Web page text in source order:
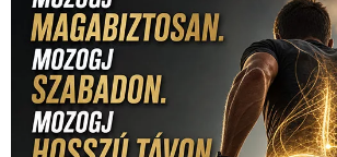
labdarúgóválogatott(148)Mercedes (244)
Dakar Team(132)Rali Világbajnokság (122)
2016(373)sport Sportime Magazin
(316) Szalay Balázs(126) tenisz(416)
(126)Video(247)világbajnokság (162)
(222) vívás(174) (197) Érdi Mária(130)
úszás(361)